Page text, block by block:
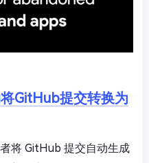
GitHub提交转换为
将 GitHub 提交自动生成